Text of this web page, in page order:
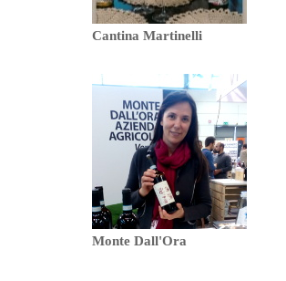
Cantina Martinelli
Monte Dall'Ora